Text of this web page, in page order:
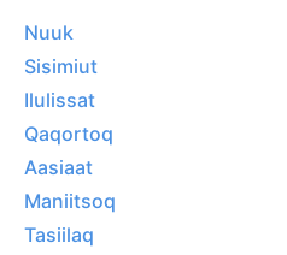
Nuuk
Sisimiut
Ilulissat
Qaqortoq
Aasiaat
Maniitsoq
Tasiilaq